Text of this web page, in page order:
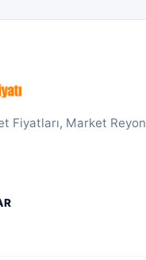
Fiyatları, Market Reyon